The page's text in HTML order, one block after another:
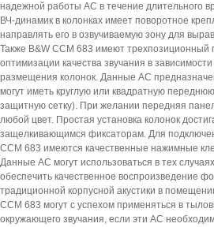
надежной работы АС в течение длительного
ВЧ-динамик в колонках имеет поворотное
направлять его в озвучиваемую зону для
Также B&W CCM 683 имеют трехпозиционный
оптимизации качества звучания в
размещения колонок. Данные АС
могут иметь круглую или квадратную
защитную сетку). При желании передняя
любой цвет. Простая установка колонок
защелкивающимся фиксаторам. Для
CCM 683 имеются качественные нажимные
Данные АС могут использоваться в тех
обеспечить качественное воспроизведение
традиционной корпусной акустики в
CCM 683 могут с успехом применяться в
окружающего звучания, если эти АС